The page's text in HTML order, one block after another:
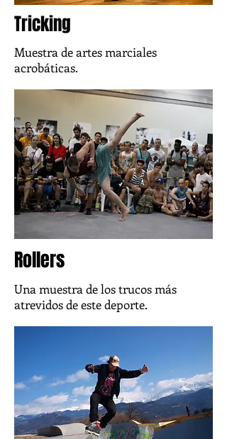
Tricking
Muestra de artes marciales
acrobáticas.
Rollers
Una muestra de los trucos más
atrevidos de este deporte.